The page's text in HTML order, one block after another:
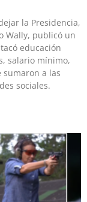
la Presidencia,
Wally, publicó un
educación
salario mínimo,
sumaron a las
sociales.